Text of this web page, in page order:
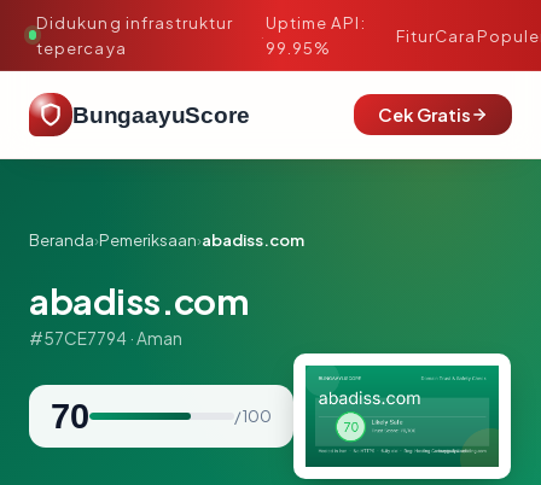
Didukung infrastruktur
tepercaya
·
Uptime API:
99.95%
FiturCara
BungaayuScore Cek Gratis
Beranda›Pemeriksaan›abadiss.com
abadiss.com
#57CE7794 · Aman
70 / 100